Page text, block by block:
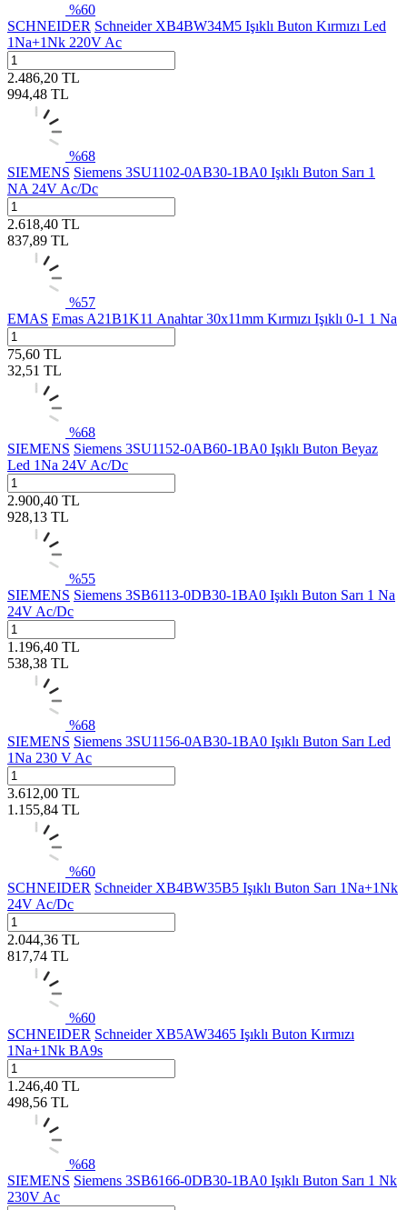
%60
SCHNEIDER Schneider XB4BW34M5 Işıklı Buton Kırmızı Led
1Na+1Nk 220V Ac
2.486,20 TL
994,48 TL
%68
SIEMENS Siemens 3SU1102-0AB30-1BA0 Işıklı Buton Sarı 1
NA 24V Ac/Dc
2.618,40 TL
837,89 TL
%57
EMAS Emas A21B1K11 Anahtar 30x11mm Kırmızı Işıklı 0-1 1 Na
75,60 TL
32,51 TL
%68
SIEMENS Siemens 3SU1152-0AB60-1BA0 Işıklı Buton Beyaz
Led 1Na 24V Ac/Dc
2.900,40 TL
928,13 TL
%55
SIEMENS Siemens 3SB6113-0DB30-1BA0 Işıklı Buton Sarı 1 Na
24V Ac/Dc
1.196,40 TL
538,38 TL
%68
SIEMENS Siemens 3SU1156-0AB30-1BA0 Işıklı Buton Sarı Led
1Na 230 V Ac
3.612,00 TL
1.155,84 TL
%60
SCHNEIDER Schneider XB4BW35B5 Işıklı Buton Sarı 1Na+1Nk
24V Ac/Dc
2.044,36 TL
817,74 TL
%60
SCHNEIDER Schneider XB5AW3465 Işıklı Buton Kırmızı
1Na+1Nk BA9s
1.246,40 TL
498,56 TL
%68
SIEMENS Siemens 3SB6166-0DB30-1BA0 Işıklı Buton Sarı 1 Nk
230V Ac